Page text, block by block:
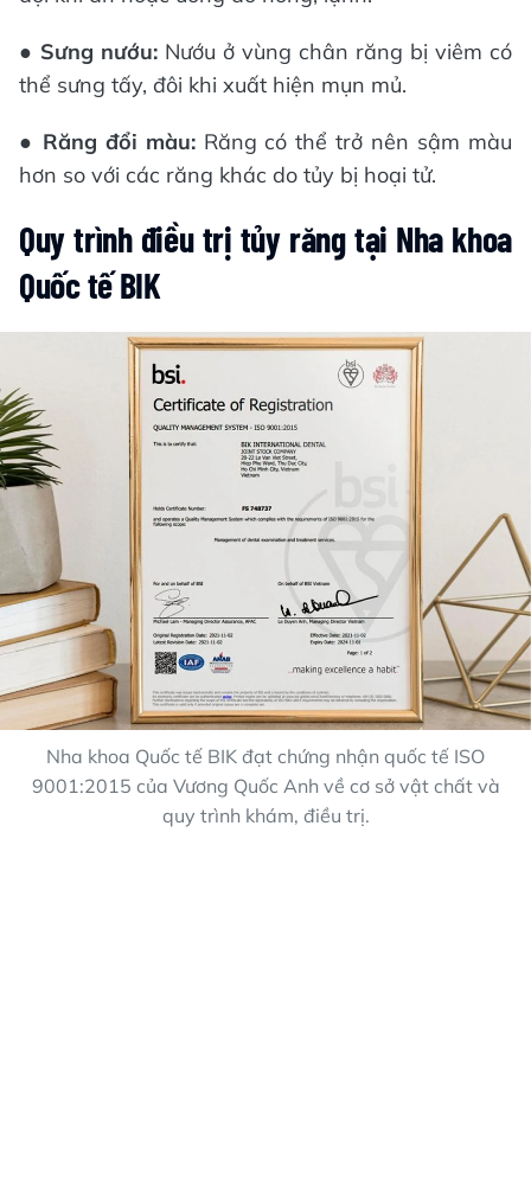
● Sưng nướu: Nướu ở vùng chân răng bị viêm có
thể sưng tấy, đôi khi xuất hiện mụn mủ.
● Răng đổi màu:Răng có thể trở nên sậm màu
hơn so với các răng khác do tủy bị hoại tử.
Quy trình điều trị tủy răng tại Nha khoa
Quốc tế BIK
Nha khoa Quốc tế BIK đạt chứng nhận quốc tế ISO
9001:2015 của Vương Quốc Anh về cơ sở vật chất và
quy trình khám, điều trị.